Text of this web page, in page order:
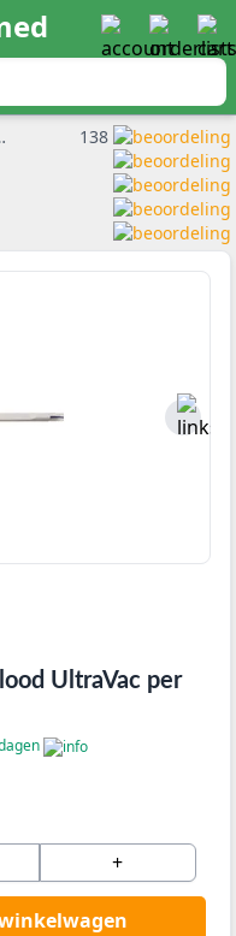
138
UltraVac per
+